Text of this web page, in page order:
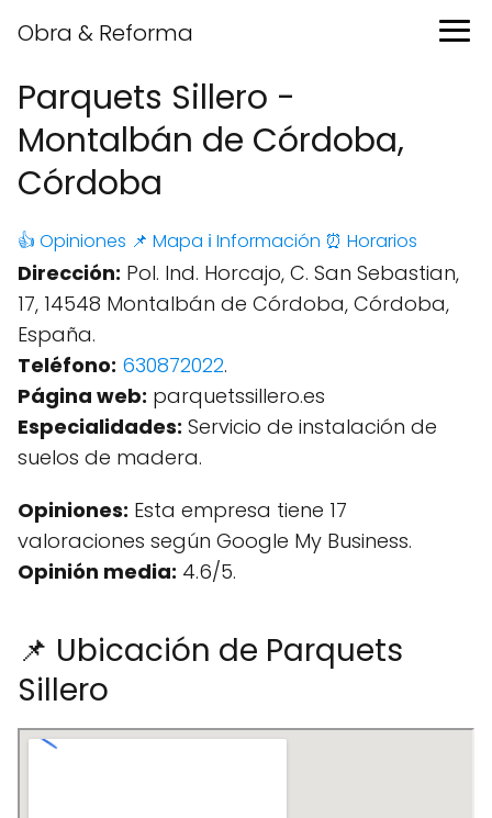
Obra & Reforma
Parquets Sillero -
Montalbán de Córdoba,
Córdoba
👍 Opiniones 📌 Mapa ℹ️ Información ⏰ Horarios
Dirección: Pol. Ind. Horcajo, C. San Sebastian,
17, 14548 Montalbán de Córdoba, Córdoba,
España.
Teléfono: 630872022.
Página web: parquetssillero.es
Especialidades: Servicio de instalación de
suelos de madera.
Opiniones: Esta empresa tiene 17
valoraciones según Google My Business.
Opinión media: 4.6/5.
📌 Ubicación de Parquets
Sillero